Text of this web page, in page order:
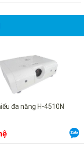
60Hz
đa năng H-4510N